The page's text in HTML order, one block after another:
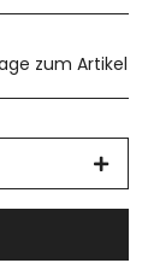
zum Artikel